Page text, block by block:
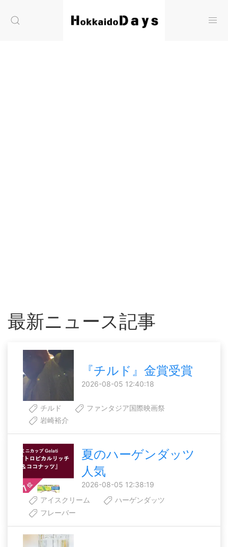
最新ニュース記事
『チルド』金賞受賞
2026-08-05 12:40:18
チルド
ファンタジア国際映画祭
岩崎裕介
夏のハーゲンダッツ
人気
2026-08-05 12:38:19
アイスクリーム
ハーゲンダッツ
フレーバー